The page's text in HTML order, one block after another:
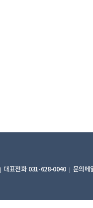
대표전화 031-628-0040
문의